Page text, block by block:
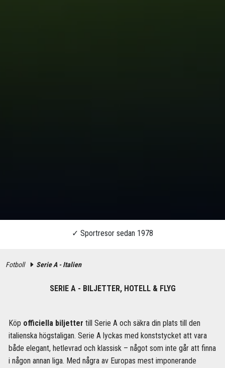
Fotboll Serie A - Italien
SERIE A - BILJETTER, HOTELL & FLYG
Köp officiella biljetter till Serie A och säkra din plats till den
italienska högstaligan. Serie A lyckas med konststycket att vara
både elegant, hetlevrad och klassisk – något som inte går att finna
i någon annan liga. Med några av Europas mest imponerande